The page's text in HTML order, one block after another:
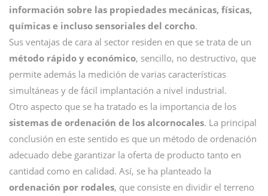
información sobre las propiedades mecánicas, físicas,
químicas e incluso sensoriales del corcho.
Sus ventajas de cara al sector residen en que se trata de un
método rápido y económico, sencillo, no destructivo, que
permite además la medición de varias características
simultáneas y de fácil implantación a nivel industrial.
Otro aspecto que se ha tratado es la importancia de los
sistemas de ordenación de los alcornocales. La principal
conclusión en este sentido es que un método de ordenación
adecuado debe garantizar la oferta de producto tanto en
cantidad como en calidad. Así, se ha planteado la
ordenación por rodales, que consiste en dividir el terreno